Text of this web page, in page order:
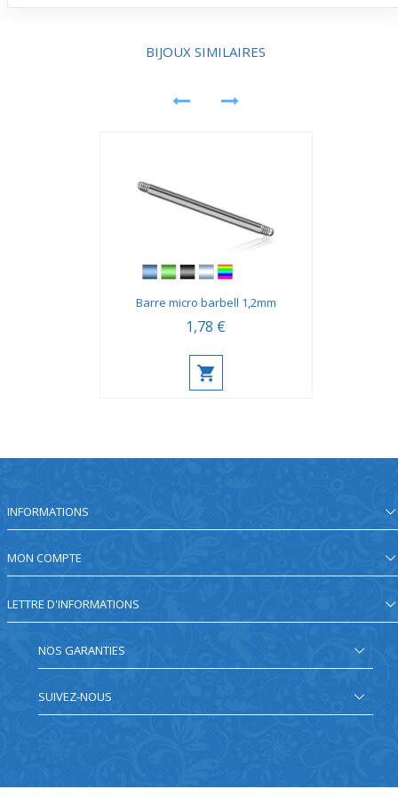
légèrement brillante. Cela valorise le piercing en rendant
BIJOUX SIMILAIRES
Barre micro barbell 1,2mm
1,78 €
INFORMATIONS
MON COMPTE
LETTRE D'INFORMATIONS
NOS GARANTIES
SUIVEZ-NOUS